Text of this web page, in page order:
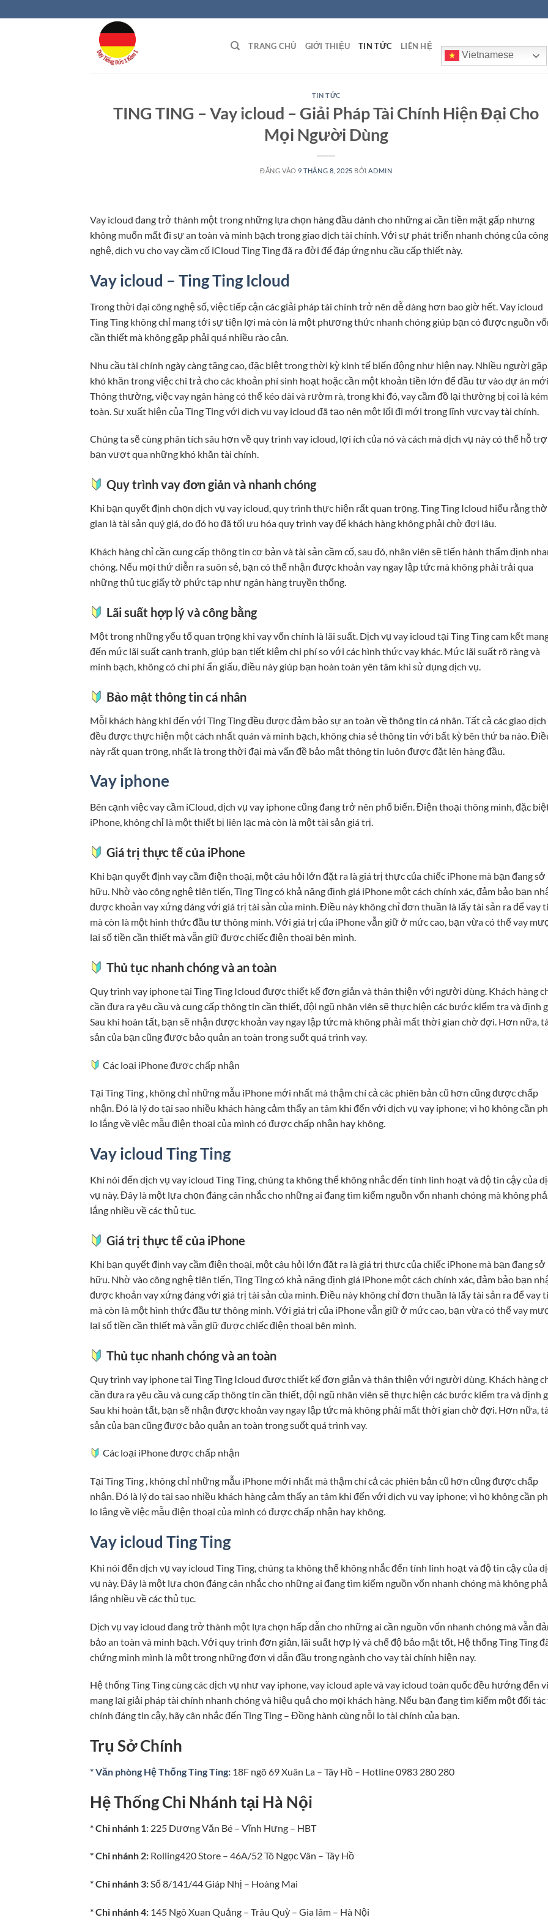
qua
TRANG CHỦ GIỚI THIỆU TIN TỨC LIÊN HỆ
Vietnamese
TIN TỨC
TING TING – Vay icloud – Giải Pháp Tài Chính Hiện Đại Cho
Mọi Người Dùng
ĐĂNG VÀO9 THÁNG 8, 2025 BỞI ADMIN
Vay icloud đang trở thành một trong những lựa chọn hàng đầu dành cho những ai cần tiền mặt gấp nhưng
không muốn mất đi sự an toàn và minh bạch trong giao dịch tài chính. Với sự phát triển nhanh chóng của công
nghệ, dịch vụ cho vay cầm cố iCloud Ting Ting đã ra đời để đáp ứng nhu cầu cấp thiết này.
Vay icloud – Ting Ting Icloud
Trong thời đại công nghệ số, việc tiếp cận các giải pháp tài chính trở nên dễ dàng hơn bao giờ hết. Vay icloud
Ting Ting không chỉ mang tới sự tiện lợi mà còn là một phương thức nhanh chóng giúp bạn có được nguồn
cần thiết mà không gặp phải quá nhiều rào cản.
Nhu cầu tài chính ngày càng tăng cao, đặc biệt trong thời kỳ kinh tế biến động như hiện nay. Nhiều người gặp
khó khăn trong việc chi trả cho các khoản phí sinh hoạt hoặc cần một khoản tiền lớn để đầu tư vào dự án mới.
Thông thường, việc vay ngân hàng có thể kéo dài và rườm rà, trong khi đó, vay cầm đồ lại thường bị coi là
toàn. Sự xuất hiện của Ting Ting với dịch vụ vay icloud đã tạo nên một lối đi mới trong lĩnh vực vay tài chính.
Chúng ta sẽ cùng phân tích sâu hơn về quy trình vay icloud, lợi ích của nó và cách mà dịch vụ này có thể hỗ trợ
bạn vượt qua những khó khăn tài chính.
Quy trình vay đơn giản và nhanh chóng
Khi bạn quyết định chọn dịch vụ vay icloud, quy trình thực hiện rất quan trọng. Ting Ting Icloud hiểu rằng
gian là tài sản quý giá, do đó họ đã tối ưu hóa quy trình vay để khách hàng không phải chờ đợi lâu.
Khách hàng chỉ cần cung cấp thông tin cơ bản và tài sản cầm cố, sau đó, nhân viên sẽ tiến hành thẩm định
chóng. Nếu mọi thứ diễn ra suôn sẻ, bạn có thể nhận được khoản vay ngay lập tức mà không phải trải qua
những thủ tục giấy tờ phức tạp như ngân hàng truyền thống.
Lãi suất hợp lý và công bằng
Một trong những yếu tố quan trọng khi vay vốn chính là lãi suất. Dịch vụ vay icloud tại Ting Ting cam kết
đến mức lãi suất cạnh tranh, giúp bạn tiết kiệm chi phí so với các hình thức vay khác. Mức lãi suất rõ ràng và
minh bạch, không có chi phí ẩn giấu, điều này giúp bạn hoàn toàn yên tâm khi sử dụng dịch vụ.
Bảo mật thông tin cá nhân
Mỗi khách hàng khi đến với Ting Ting đều được đảm bảo sự an toàn về thông tin cá nhân. Tất cả các giao dịch
đều được thực hiện một cách nhất quán và minh bạch, không chia sẻ thông tin với bất kỳ bên thứ ba nào.
này rất quan trọng, nhất là trong thời đại mà vấn đề bảo mật thông tin luôn được đặt lên hàng đầu.
Vay iphone
Bên cạnh việc vay cầm iCloud, dịch vụ vay iphone cũng đang trở nên phổ biến. Điện thoại thông minh, đặc
iPhone, không chỉ là một thiết bị liên lạc mà còn là một tài sản giá trị.
Giá trị thực tế của iPhone
Khi bạn quyết định vay cầm điện thoại, một câu hỏi lớn đặt ra là giá trị thực của chiếc iPhone mà bạn đang sở
hữu. Nhờ vào công nghệ tiên tiến, Ting Ting có khả năng định giá iPhone một cách chính xác, đảm bảo bạn
được khoản vay xứng đáng với giá trị tài sản của mình. Điều này không chỉ đơn thuần là lấy tài sản ra để vay
mà còn là một hình thức đầu tư thông minh. Với giá trị của iPhone vẫn giữ ở mức cao, bạn vừa có thể vay
lại số tiền cần thiết mà vẫn giữ được chiếc điện thoại bên mình.
Thủ tục nhanh chóng và an toàn
Quy trình vay iphone tại Ting Ting Icloud được thiết kế đơn giản và thân thiện với người dùng. Khách hàng
cần đưa ra yêu cầu và cung cấp thông tin cần thiết, đội ngũ nhân viên sẽ thực hiện các bước kiểm tra và định
Sau khi hoàn tất, bạn sẽ nhận được khoản vay ngay lập tức mà không phải mất thời gian chờ đợi. Hơn nữa,
sản của bạn cũng được bảo quản an toàn trong suốt quá trình vay.
Các loại iPhone được chấp nhận
Tại Ting Ting , không chỉ những mẫu iPhone mới nhất mà thậm chí cả các phiên bản cũ hơn cũng được chấp
nhận. Đó là lý do tại sao nhiều khách hàng cảm thấy an tâm khi đến với dịch vụ vay iphone; vì họ không cần
lo lắng về việc mẫu điện thoại của mình có được chấp nhận hay không.
Vay icloud Ting Ting
Khi nói đến dịch vụ vay icloud Ting Ting, chúng ta không thể không nhắc đến tính linh hoạt và độ tin cậy của
vụ này. Đây là một lựa chọn đáng cân nhắc cho những ai đang tìm kiếm nguồn vốn nhanh chóng mà không
lắng nhiều về các thủ tục.
Giá trị thực tế của iPhone
Khi bạn quyết định vay cầm điện thoại, một câu hỏi lớn đặt ra là giá trị thực của chiếc iPhone mà bạn đang sở
hữu. Nhờ vào công nghệ tiên tiến, Ting Ting có khả năng định giá iPhone một cách chính xác, đảm bảo bạn
được khoản vay xứng đáng với giá trị tài sản của mình. Điều này không chỉ đơn thuần là lấy tài sản ra để vay
mà còn là một hình thức đầu tư thông minh. Với giá trị của iPhone vẫn giữ ở mức cao, bạn vừa có thể vay
lại số tiền cần thiết mà vẫn giữ được chiếc điện thoại bên mình.
Thủ tục nhanh chóng và an toàn
Quy trình vay iphone tại Ting Ting Icloud được thiết kế đơn giản và thân thiện với người dùng. Khách hàng
cần đưa ra yêu cầu và cung cấp thông tin cần thiết, đội ngũ nhân viên sẽ thực hiện các bước kiểm tra và định
Sau khi hoàn tất, bạn sẽ nhận được khoản vay ngay lập tức mà không phải mất thời gian chờ đợi. Hơn nữa,
sản của bạn cũng được bảo quản an toàn trong suốt quá trình vay.
Các loại iPhone được chấp nhận
Tại Ting Ting , không chỉ những mẫu iPhone mới nhất mà thậm chí cả các phiên bản cũ hơn cũng được chấp
nhận. Đó là lý do tại sao nhiều khách hàng cảm thấy an tâm khi đến với dịch vụ vay iphone; vì họ không cần
lo lắng về việc mẫu điện thoại của mình có được chấp nhận hay không.
Vay icloud Ting Ting
Khi nói đến dịch vụ vay icloud Ting Ting, chúng ta không thể không nhắc đến tính linh hoạt và độ tin cậy của
vụ này. Đây là một lựa chọn đáng cân nhắc cho những ai đang tìm kiếm nguồn vốn nhanh chóng mà không
lắng nhiều về các thủ tục.
Dịch vụ vay icloud đang trở thành một lựa chọn hấp dẫn cho những ai cần nguồn vốn nhanh chóng mà vẫn
bảo an toàn và minh bạch. Với quy trình đơn giản, lãi suất hợp lý và chế độ bảo mật tốt, Hệ thống Ting Ting
chứng minh mình là một trong những đơn vị dẫn đầu trong ngành cho vay tài chính hiện nay.
Hệ thống Ting Ting cùng các dịch vụ như vay iphone, vay icloud aple và vay icloud toàn quốc đều hướng đến
mang lại giải pháp tài chính nhanh chóng và hiệu quả cho mọi khách hàng. Nếu bạn đang tìm kiếm một đối tác
chính đáng tin cậy, hãy cân nhắc đến Ting Ting – Đồng hành cùng nỗi lo tài chính của bạn.
Trụ Sở Chính
* Văn phòng Hệ Thống Ting Ting: 18F ngõ 69 Xuân La – Tây Hồ – Hotline 0983 280 280
Hệ Thống Chi Nhánh tại Hà Nội
* Chi nhánh 1: 225 Dương Văn Bé – Vĩnh Hưng – HBT
* Chi nhánh 2: Rolling420 Store – 46A/52 Tô Ngọc Vân – Tây Hồ
* Chi nhánh 3:Số 8/141/44 Giáp Nhị – Hoàng Mai
* Chi nhánh 4: 145 Ngô Xuan Quảng – Trâu Quỳ – Gia lâm – Hà Nội